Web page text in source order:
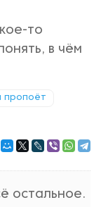
то
в чём
пропоёт
остальное.